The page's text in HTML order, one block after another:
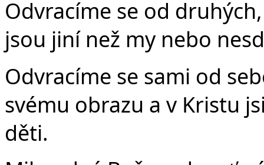
Odvracíme se od
jsou jiní než my nebo
Odvracíme se sami od
svému obrazu a v Kristu
děti.